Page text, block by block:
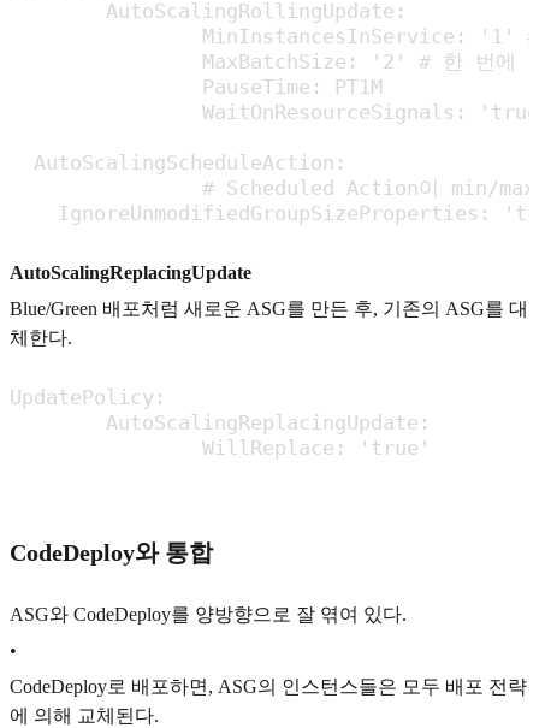
  AutoScalingScheduleAction:
IgnoreUnmodifiedGroupSizeProperties:
AutoScalingReplacingUpdate
Blue/Green 배포처럼 새로운 ASG를 만든 후, 기존의 ASG를 대
체한다.
UpdatePolicy:
		WillReplace: 'true'
CodeDeploy와 통합
ASG와 CodeDeploy를 양방향으로 잘 엮여 있다.
•
CodeDeploy로 배포하면, ASG의 인스턴스들은 모두 배포 전략
에 의해 교체된다.